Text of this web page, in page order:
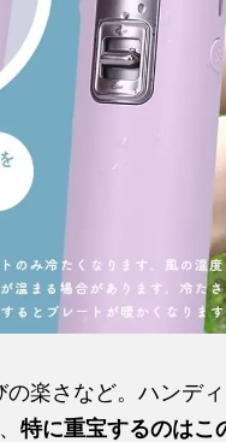
の楽さなど。ハンデ
特に重宝するのはこ